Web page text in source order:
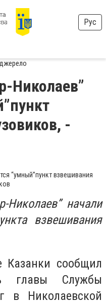
Рус
Николаев”
-
“умный”пункт взвешивания
Николаев” начали
взвешивания
Казанки сообщил
главы Службы
в Николаевской